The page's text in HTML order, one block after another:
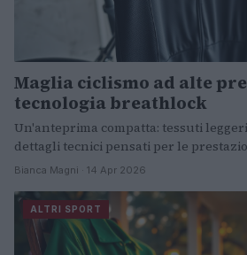
Maglia ciclismo ad alte
tecnologia breathlock
Un'anteprima compatta: tessuti
dettagli tecnici pensati per le
Bianca Magni · 14 Apr 2026
ALTRI SPORT